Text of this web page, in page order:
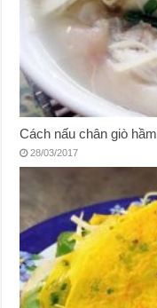
Cách nấu chân giò
28/03/2017